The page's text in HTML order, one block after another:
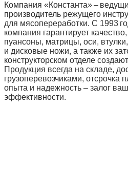
Компания «Константа» –
производитель режущего
для мясопереработки. С 1993
компания гарантирует
пуансоны, матрицы, оси,
и дисковые ножи, а также их
конструкторском отделе
Продукция всегда на складе,
грузоперевозчиками, отсрочка
опыта и надежность – залог
эффективности.